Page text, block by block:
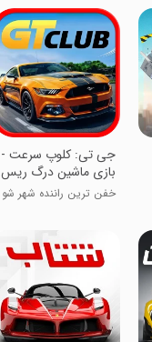
‏جی تی: کلوپ سرعت -
بازی ماشین درگ ریس
خفن ترین راننده شهر شو